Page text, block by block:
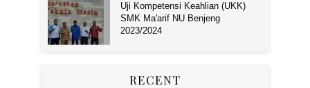
Uji Kompetensi Keahlian (UKK)
SMK Ma'arif NU Benjeng
2023/2024
RECENT